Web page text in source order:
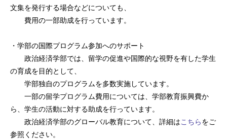
文集を発行する場合などについても、
費用の一部助成を行っています。
・学部の国際プログラム参加へのサポート
政治経済学部では、留学の促進や国際的な視野を有した学生
の育成を目的として、
学部独自のプログラムを多数実施しています。
一部の留学プログラム費用については、学部教育振興費か
ら、学生の活動に対する助成を行っています。
政治経済学部のグローバル教育について、詳細はこちらをご
参照ください。